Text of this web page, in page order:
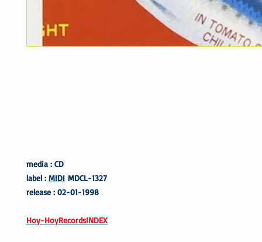
media : CD
label : MIDI MDCL-1327
release : 02-01-1998
Hoy-HoyRecordsINDEX